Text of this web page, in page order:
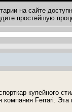
на сайте
простейшую
купейного
компания Ferrari.